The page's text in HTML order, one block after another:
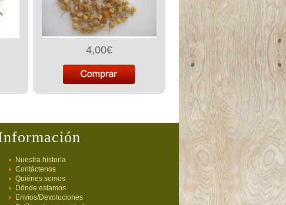
4,00€
Nuestra historia
Contáctenos
Quiénes somos
Dónde estamos
Envíos/Devoluciones